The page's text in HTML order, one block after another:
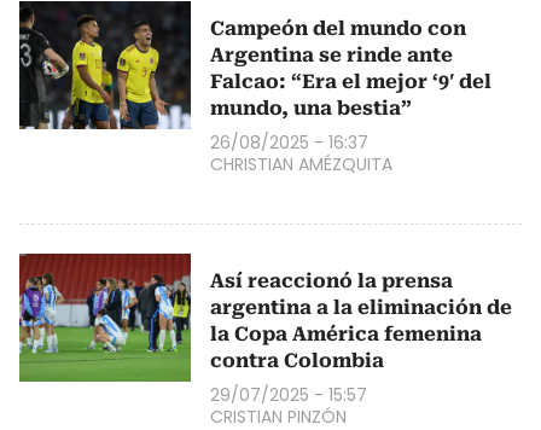
Campeón del mundo con
Argentina se rinde ante
Falcao: “Era el mejor ‘9′ del
mundo, una bestia”
26/08/2025 - 16:37
CHRISTIAN AMÉZQUITA
Así reaccionó la prensa
argentina a la eliminación de
la Copa América femenina
contra Colombia
29/07/2025 - 15:57
CRISTIAN PINZÓN